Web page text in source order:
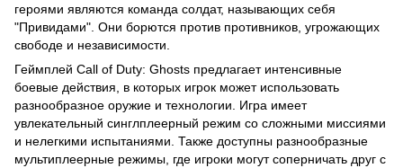
героями являются команда солдат, называющих себя
"Привидами". Они борются против противников, угрожающих
свободе и независимости.
Геймплей Call of Duty: Ghosts предлагает интенсивные
боевые действия, в которых игрок может использовать
разнообразное оружие и технологии. Игра имеет
увлекательный синглплеерный режим со сложными миссиями
и нелегкими испытаниями. Также доступны разнообразные
мультиплеерные режимы, где игроки могут соперничать друг с